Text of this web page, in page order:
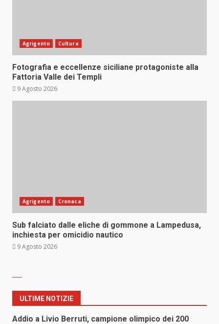
Agrigento Cultura
Fotografia e eccellenze siciliane protagoniste alla
Fattoria Valle dei Templi
9 Agosto 2026
Agrigento Cronaca
Sub falciato dalle eliche di gommone a Lampedusa,
inchiesta per omicidio nautico
9 Agosto 2026
ULTIME NOTIZIE
Addio a Livio Berruti, campione olimpico dei 200